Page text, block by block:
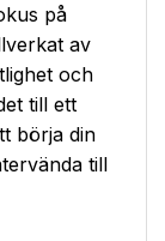
på
av
och
till ett
börja din
till